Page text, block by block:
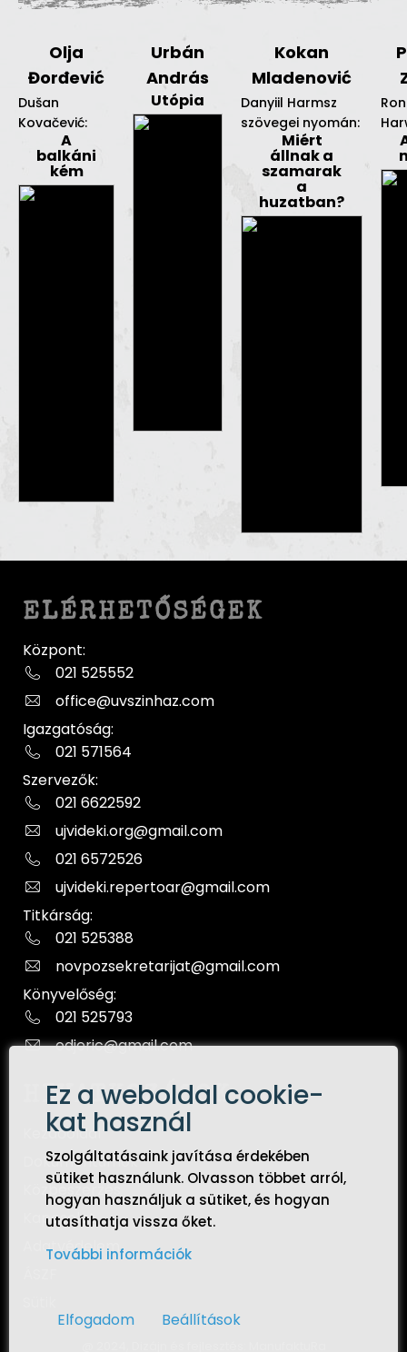
Ez a weboldal cookie-
kat használ
Szolgáltatásaink javítása érdekében
sütiket használunk. Olvasson többet arról,
hogyan használjuk a sütiket, és hogyan
utasíthatja vissza őket.
További információk
Elfogadom Beállítások
Olja
Đorđević
Dušan
Kovačević:
A
balkáni
kém
Urbán
András
Utópia
Kokan
Mladenović
Danyiil Harmsz
szövegei nyomán:
Miért
állnak a
szamarak
a
huzatban?
ELÉRHETŐSÉGEK
Központ:
021 525552
office@uvszinhaz.com
Igazgatóság:
021 571564
Szervezők:
021 6622592
ujvideki.org@gmail.com
021 6572526
ujvideki.repertoar@gmail.com
Titkárság:
021 525388
novpozsekretarijat@gmail.com
Könyvelőség:
021 525793
odjeric@gmail.com
HIVATKOZÁSOK
Kezdőoldal
Dokumentumok
Közbeszerzés
Kapcsolat
Adatvédelem